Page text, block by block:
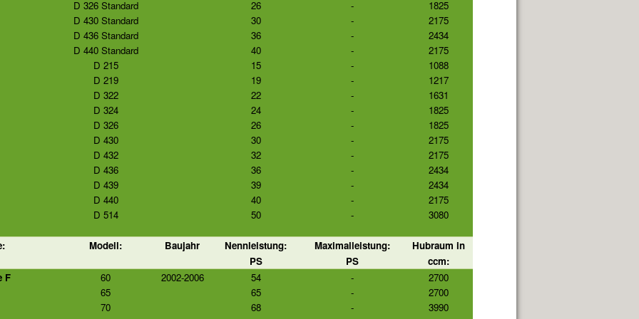
D 326 Standard
D 430 Standard
D 436 Standard
D 440 Standard
D 215
D 219
D 322
D 324
D 326
D 430
D 432
D 436
D 439
D 440
D 514
26
30
36
40
15
19
22
24
26
30
32
36
39
40
50
-
-
-
-
-
-
-
-
-
-
-
-
-
-
-
1825
2175
2434
2175
1088
1217
1631
1825
1825
2175
2175
2434
2434
2175
3080
Modell: Baujahr
Nennleistung:
PS
Maximalleistung:
PS
Hubraum in
ccm:
F
60
65
70
2002-2006
54
65
68
-
-
-
2700
2700
3990